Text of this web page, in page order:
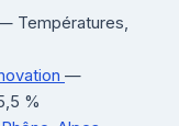
Températures,
—
%